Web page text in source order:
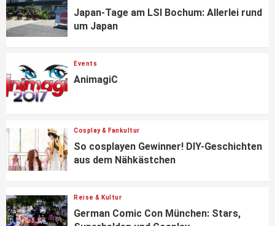
Japan-Tage am LSI Bochum: Allerlei rund
um Japan
Events
AnimagiC
Cosplay & Fankultur
So cosplayen Gewinner! DIY-Geschichten
aus dem Nähkästchen
Reise & Kultur
German Comic Con München: Stars,